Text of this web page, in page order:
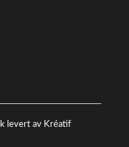
levert av Kréatif